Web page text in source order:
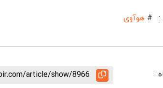
:
# هوآوی
:
article/show/8966